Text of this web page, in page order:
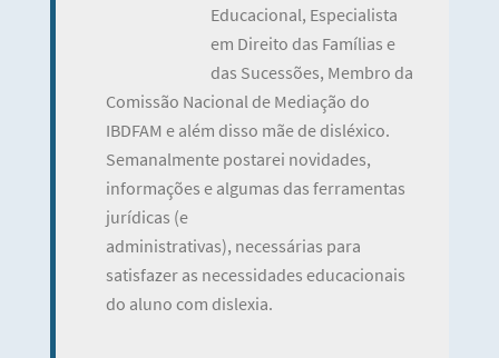
Educacional, Especialista
em Direito das Famílias e
das Sucessões, Membro da
Comissão Nacional de Mediação do
IBDFAM e além disso mãe de disléxico.
Semanalmente postarei novidades,
informações e algumas das ferramentas
jurídicas (e
administrativas), necessárias para
satisfazer as necessidades educacionais
do aluno com dislexia.